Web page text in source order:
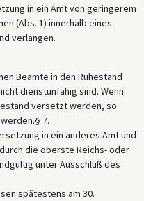
in ein Amt von geringerem
(Abs. 1) innerhalb eines
verlangen.
Beamte in den Ruhestand
dienstunfähig sind. Wenn
versetzt werden, so
7.
in ein anderes Amt und
die oberste Reichs- oder
unter Ausschluß des
spätestens am 30.